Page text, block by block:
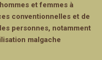
et femmes à
conventionnelles et de
personnes, notamment
malgache